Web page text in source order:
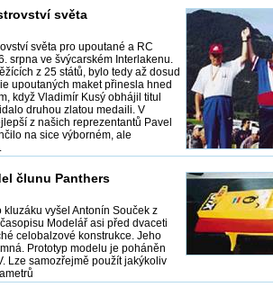
světa
světa pro upoutané a RC
srpna ve švýcarském Interlakenu.
z 25 států, bylo tedy až dosud
upoutaných maket přinesla hned
když Vladimír Kusý obhájil titul
druhou zlatou medaili. V
z našich reprezentantů Pavel
na sice výborném, ale
člunu Panthers
vyšel Antonín Souček z
Modelář asi před dvaceti
celobalzové konstrukce. Jeho
Prototyp modelu je poháněn
Lze samozřejmě použít jakýkoliv